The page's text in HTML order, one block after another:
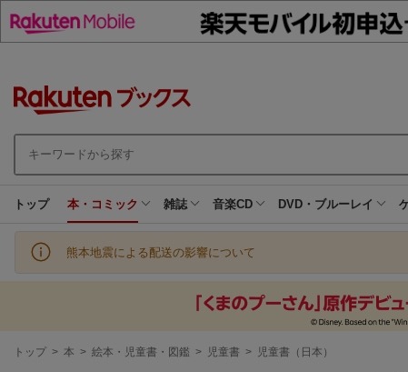
トップ 本・コミック 雑誌 音楽CD DVD・ブルーレイ
熊本地震による配送の影響について
現
トップ > 本 > 絵本・児童書・図鑑 > 児童書 > 児童書（日本）